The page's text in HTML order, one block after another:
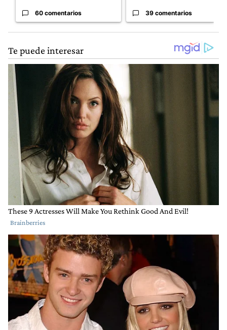
60 comentarios 39 comentarios